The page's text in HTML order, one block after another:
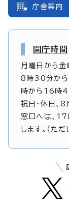
庁舎案内
開庁時間
月曜日から金
8時30分から
時から16時
祝日・休日
窓口へは、
します。（た